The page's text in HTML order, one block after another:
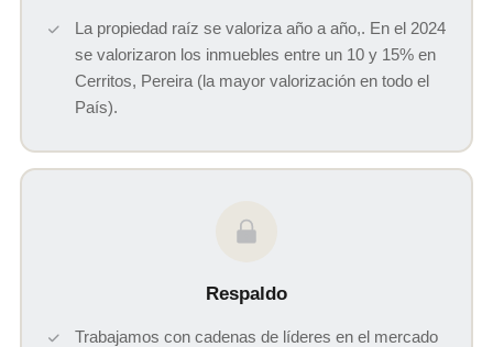
La propiedad raíz se valoriza año a año,. En el 2024
se valorizaron los inmuebles entre un 10 y 15% en
Cerritos, Pereira (la mayor valorización en todo el
País).
Respaldo
Trabajamos con cadenas de líderes en el mercado